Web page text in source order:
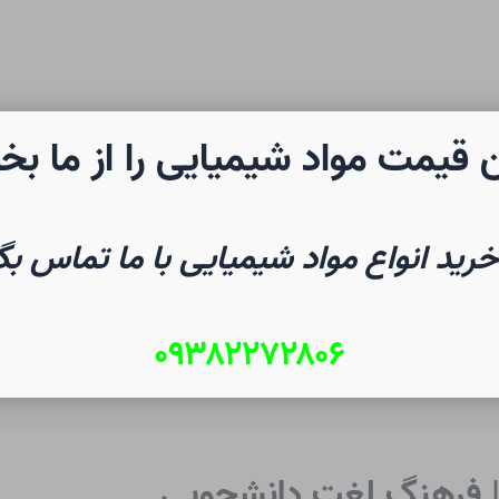
شیمی صفحه نخست
قیمت مواد شیمیایی را از ما
انواع مواد شیمیایی با ما تماس
۰۹۳۸۲۲۷۲۸۰۶